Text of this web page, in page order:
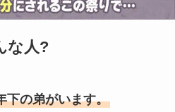
な人?
下の弟がいます。